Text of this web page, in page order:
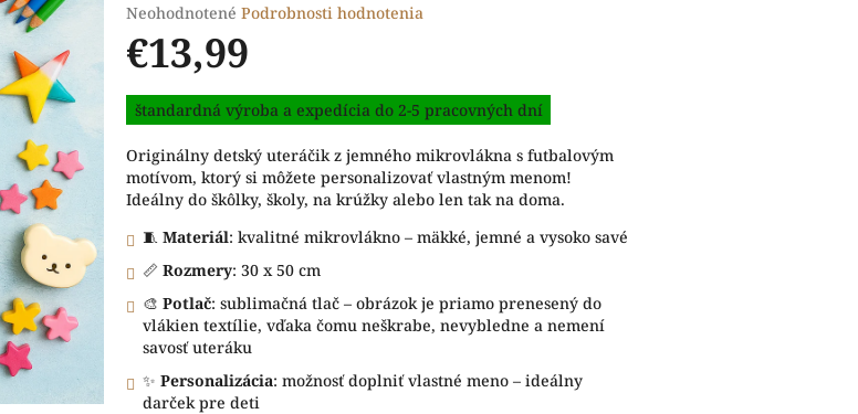
Priemerné
hodnotenie
produktu
0,0
z
5
hviezdičiek.
Neohodnotené Podrobnosti hodnotenia
€13,99
Jednotková
cena:
štandardná výroba a expedícia do 2-5 pracovných dní
Originálny detský uteráčik z jemného mikrovlákna s futbalovým
motívom, ktorý si môžete personalizovať vlastným menom!
Ideálny do škôlky, školy, na krúžky alebo len tak na doma.
🧵 Materiál: kvalitné mikrovlákno – mäkké, jemné a vysoko savé
📏 Rozmery: 30 x 50 cm
🎨 Potlač: sublimačná tlač – obrázok je priamo prenesený do
vlákien textílie, vďaka čomu neškrabe, nevybledne a nemení
savosť uteráku
✨ Personalizácia: možnosť doplniť vlastné meno – ideálny
darček pre deti